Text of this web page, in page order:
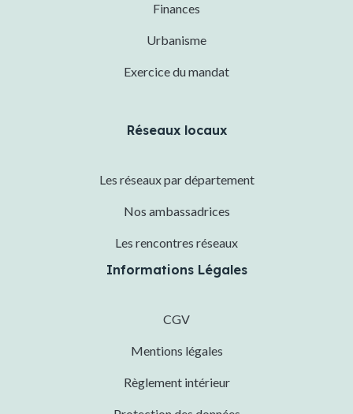
Finances
Urbanisme
Exercice du mandat
Réseaux locaux
Les réseaux par département
Nos ambassadrices
Les rencontres réseaux
Informations Légales
CGV
Mentions légales
Règlement intérieur